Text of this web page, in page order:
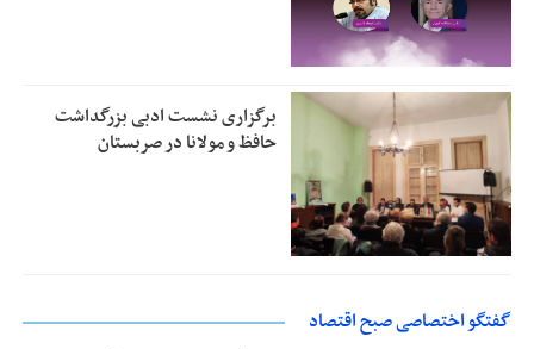
برگزاری نشست ادبی بزرگداشت
حافظ و مولانا در صربستان
گفتگو اختصاصی صبح اقتصاد